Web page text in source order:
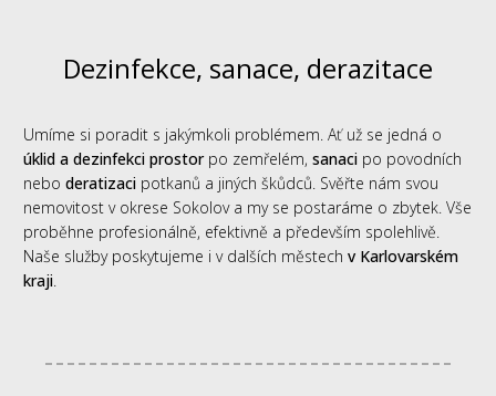
Dezinfekce, sanace, derazitace
Umíme si poradit s jakýmkoli problémem. Ať už se jedná o
úklid a dezinfekci prostorpo zemřelém, sanaci po povodních
nebo deratizaci potkanů a jiných škůdců. Svěřte nám svou
nemovitost v okrese Sokolov a my se postaráme o zbytek. Vše
proběhne profesionálně, efektivně a především spolehlivě.
Naše služby poskytujeme i v dalších městech v Karlovarském
kraji.